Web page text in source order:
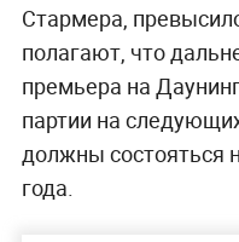
Стармера,
полагают, что
премьера на
партии на
должны состояться
года.